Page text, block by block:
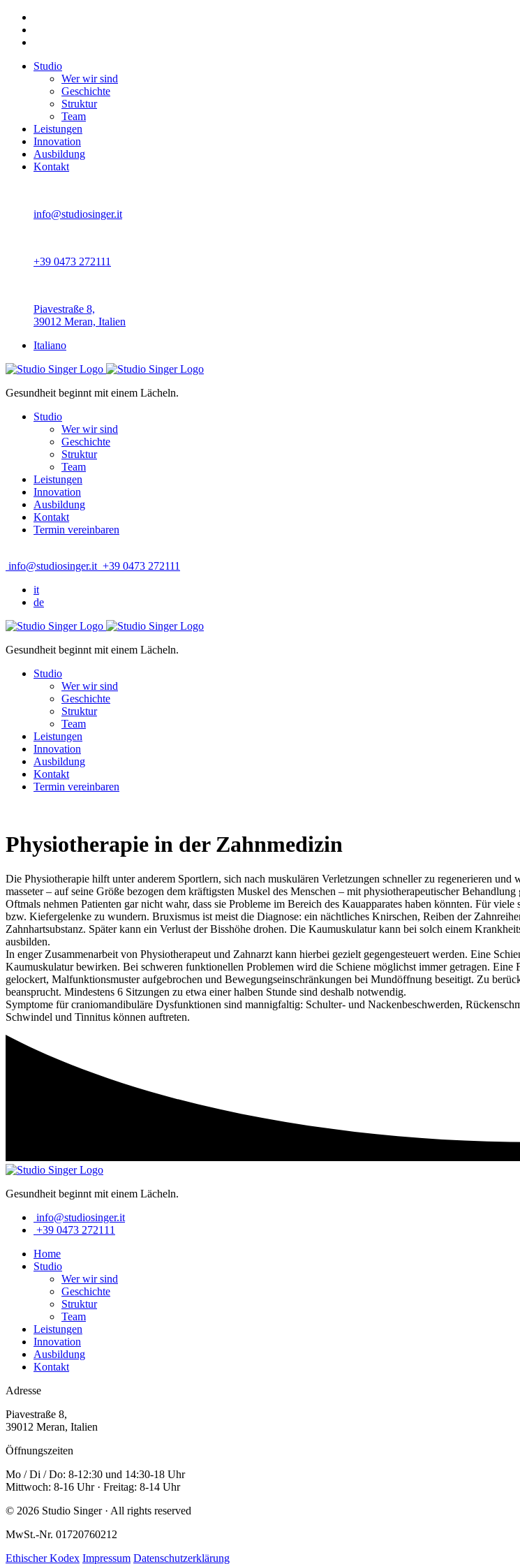
Studio
Wer wir sind
Geschichte
Struktur
Team
Leistungen
Innovation
Ausbildung
Kontakt
info@studiosinger.it
+39 0473 272111
Piavestraße 8,
39012 Meran, Italien
Italiano
Gesundheit beginnt mit einem Lächeln.
Studio
Wer wir sind
Geschichte
Struktur
Team
Leistungen
Innovation
Ausbildung
Kontakt
Termin vereinbaren
info@studiosinger.it +39 0473 272111
it
de
Gesundheit beginnt mit einem Lächeln.
Studio
Wer wir sind
Geschichte
Struktur
Team
Leistungen
Innovation
Ausbildung
Kontakt
Termin vereinbaren
Physiotherapie in der Zahnmedizin
Die Physiotherapie hilft unter anderem Sportlern, sich nach muskulären Verletzungen schneller zu regenerieren
masseter – auf seine Größe bezogen dem kräftigsten Muskel des Menschen – mit physiotherapeutischer
Oftmals nehmen Patienten gar nicht wahr, dass sie Probleme im Bereich des Kauapparates haben könnten. Für
bzw. Kiefergelenke zu wundern. Bruxismus ist meist die Diagnose: ein nächtliches Knirschen, Reiben der
Zahnhartsubstanz. Später kann ein Verlust der Bisshöhe drohen. Die Kaumuskulatur kann bei solch einem
ausbilden.
In enger Zusammenarbeit von Physiotherapeut und Zahnarzt kann hierbei gezielt gegengesteuert werden. Eine
Kaumuskulatur bewirken. Bei schweren funktionellen Problemen wird die Schiene möglichst immer getragen.
gelockert, Malfunktionsmuster aufgebrochen und Bewegungseinschränkungen bei Mundöffnung beseitigt. Zu
beansprucht. Mindestens 6 Sitzungen zu etwa einer halben Stunde sind deshalb notwendig.
Symptome für craniomandibuläre Dysfunktionen sind mannigfaltig: Schulter- und Nackenbeschwerden,
Schwindel und Tinnitus können auftreten.
Gesundheit beginnt mit einem Lächeln.
info@studiosinger.it
+39 0473 272111
Home
Studio
Wer wir sind
Geschichte
Struktur
Team
Leistungen
Innovation
Ausbildung
Kontakt
Adresse
Piavestraße 8,
39012 Meran, Italien
Öffnungszeiten
Mo / Di / Do: 8-12:30 und 14:30-18 Uhr
Mittwoch: 8-16 Uhr · Freitag: 8-14 Uhr
© 2026 Studio Singer · All rights reserved
MwSt.-Nr. 01720760212
Ethischer Kodex Impressum Datenschutzerklärung